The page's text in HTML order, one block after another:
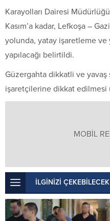
Karayolları Dairesi
Kasım’a kadar, Lefkoşa –
yolunda, yatay işaretleme
yapılacağı belirtildi.
Güzergahta dikkatli ve
işaretçilerine dikkat edilmesi
MOBİL
İLGİNİZİ